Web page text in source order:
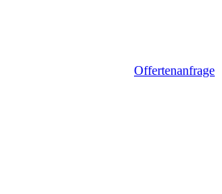
Offertenanfrage